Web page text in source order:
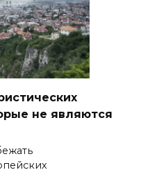
не являются